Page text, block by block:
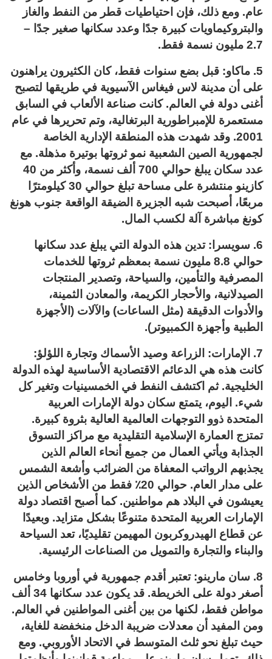
عام. ومع ذلك، فإن احتياطيات قطر من النفط والغاز
والبتروكيماويات كبيرة جدًا وعدد سكانها صغير جدًا –
2.7 مليون نسمة فقط.
5. ماكاو: قبل بضع سنوات فقط، كان الكثيرون يراهنون
على أن مدينة لاس فيغاس الآسيوية في طريقها لتصبح
أغنى دولة في العالم. كانت صناعة الألعاب في السابق
مستعمرة للإمبراطورية البرتغالية، وتم تحريرها في عام
2001. وقد شهدت هذه المنطقة الإدارية الخاصة
لجمهورية الصين الشعبية نمو ثروتها بوتيرة مذهلة. مع
عدد سكان يبلغ حوالي 700 ألف نسمة، وأكثر من 40
كازينو منتشرة على مساحة تبلغ حوالي 30 كيلومترًا
مربعًا، أصبحت شبه الجزيرة الضيقة الواقعة جنوب هونغ
كونغ مباشرة آلة لكسب المال.
6. سويسرا: تدين هذه الدولة التي يبلغ عدد سكانها
حوالي 8.8 مليون نسمة بمعظم ثروتها للخدمات
المصرفية والتأمين، والسياحة، وتصدير المنتجات
الصيدلانية، والأحجار الكريمة، والمعادن الثمينة،
والأدوات الدقيقة (مثل الساعات) والآلات (الأجهزة
الطبية وأجهزة الكمبيوتر).
7. الإمارات: الزراعة وصيد الأسماك وتجارة اللؤلؤ:
كانت هذه هي الدعائم الاقتصادية الأساسية لهذه الدولة
الخليجية. ثم اكتشف النفط في الخمسينيات وتغير كل
شيء. اليوم، يتمتع سكان دولة الإمارات العربية
المتحدة ذوو التوجهات العالمية العالية بثروة كبيرة.
تمتزج العمارة الإسلامية التقليدية مع مراكز التسوق
الجذابة ويأتي العمال من جميع أنحاء العالم الذين
يجذبهم الرواتب المعفاة من الضرائب وأشعة الشمس
على مدار العام. حوالي 20٪ فقط من الأشخاص الذين
يعيشون في البلاد هم مواطنين. كما أصبح اقتصاد دولة
الإمارات العربية المتحدة متنوعًا بشكل متزايد. وبعيدًا
عن قطاع الهيدروكربون المهيمن تقليديًا، تعد السياحة
والبناء والتجارة والتمويل من الصناعات الرئيسية.
8. سان مارينو: تعتبر أقدم جمهورية في أوروبا وخامس
أصغر دولة على الخريطة. قد يكون عدد سكانها 34 ألف
مواطن فقط، لكنها من بين أغنى المواطنين في العالم.
ومن المفيد أن معدلات ضريبة الدخل منخفضة للغاية،
حيث تبلغ نحو ثلث المتوسط في الاتحاد الأوروبي. ومع